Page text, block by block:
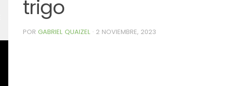
trigo
POR GABRIEL QUAIZEL · 2 NOVIEMBRE, 2023